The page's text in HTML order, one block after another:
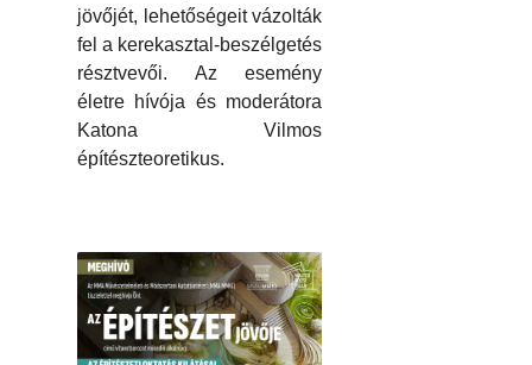
jövőjét, lehetőségeit vázolták
fel a kerekasztal-beszélgetés
résztvevői. Az esemény
életre hívója és moderátora
Katona Vilmos
építészteoretikus.